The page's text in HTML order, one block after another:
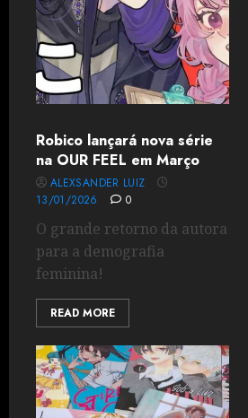
Robico lançará nova série
na OUR FEEL em Março
ALEXSANDER LUIZ
13/01/2026
0
O grande retorno da autora
para a demografia
feminina!
READ MORE